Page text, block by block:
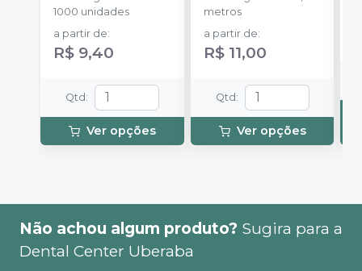
1000 unidades
a partir de:
R$ 9,40
Qtd :
Ver opções
metros
a partir de:
R$ 11,00
Qtd :
Ver opções
Não achou algum produto? Sugira para a
Dental Center Uberaba